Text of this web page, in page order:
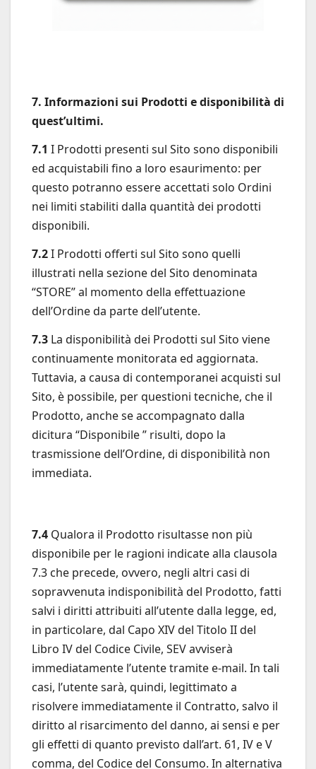
7. Informazioni sui Prodotti e disponibilità di
quest’ultimi.
7.1 I Prodotti presenti sul Sito sono disponibili
ed acquistabili fino a loro esaurimento: per
questo potranno essere accettati solo Ordini
nei limiti stabiliti dalla quantità dei prodotti
disponibili.
7.2I Prodotti offerti sul Sito sono quelli
illustrati nella sezione del Sito denominata
“STORE” al momento della effettuazione
dell’Ordine da parte dell’utente.
7.3 La disponibilità dei Prodotti sul Sito viene
continuamente monitorata ed aggiornata.
Tuttavia, a causa di contemporanei acquisti sul
Sito, è possibile, per questioni tecniche, che il
Prodotto, anche se accompagnato dalla
dicitura “Disponibile ” risulti, dopo la
trasmissione dell’Ordine, di disponibilità non
immediata.
7.4 Qualora il Prodotto risultasse non più
disponibile per le ragioni indicate alla clausola
7.3 che precede, ovvero, negli altri casi di
sopravvenuta indisponibilità del Prodotto, fatti
salvi i diritti attribuiti all’utente dalla legge, ed,
in particolare, dal Capo XIV del Titolo II del
Libro IV del Codice Civile, SEV avviserà
immediatamente l’utente tramite e-mail. In tali
casi, l’utente sarà, quindi, legittimato a
risolvere immediatamente il Contratto, salvo il
diritto al risarcimento del danno, ai sensi e per
gli effetti di quanto previsto dall’art. 61, IV e V
comma, del Codice del Consumo. In alternativa